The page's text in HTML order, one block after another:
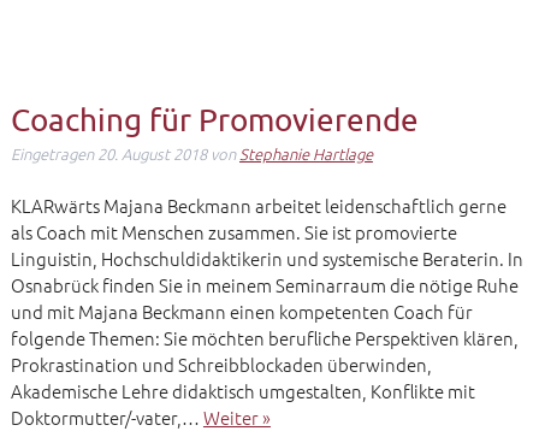
Coaching für Promovierende
Eingetragen20. August 2018 vonStephanie Hartlage
KLARwärts Majana Beckmann arbeitet leidenschaftlich gerne
als Coach mit Menschen zusammen. Sie ist promovierte
Linguistin, Hochschuldidaktikerin und systemische Beraterin. In
Osnabrück finden Sie in meinem Seminarraum die nötige Ruhe
und mit Majana Beckmann einen kompetenten Coach für
folgende Themen: Sie möchten berufliche Perspektiven klären,
Prokrastination und Schreibblockaden überwinden,
Akademische Lehre didaktisch umgestalten, Konflikte mit
Doktormutter/-vater,…Weiter »